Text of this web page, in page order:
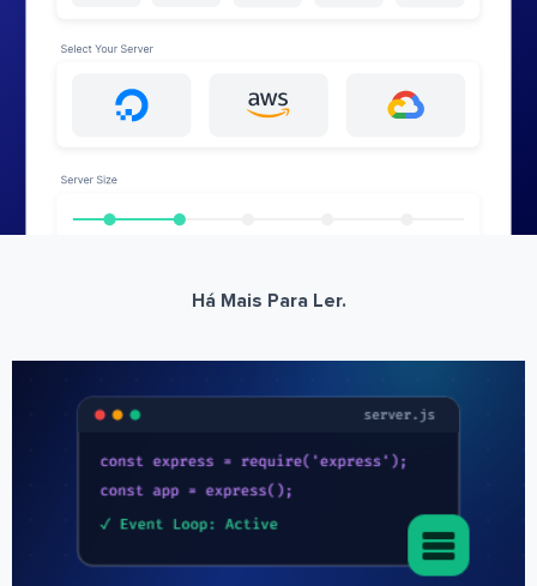
Há Mais Para Ler.